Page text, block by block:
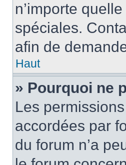
n’importe
spéciales.
afin de
Haut
» Pourquoi ne
Les
accordées par
du forum n’a